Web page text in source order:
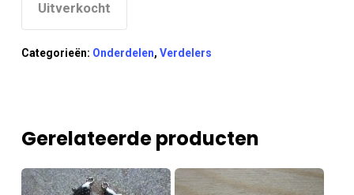
Uitverkocht
Categorieën: Onderdelen, Verdelers
Gerelateerde producten